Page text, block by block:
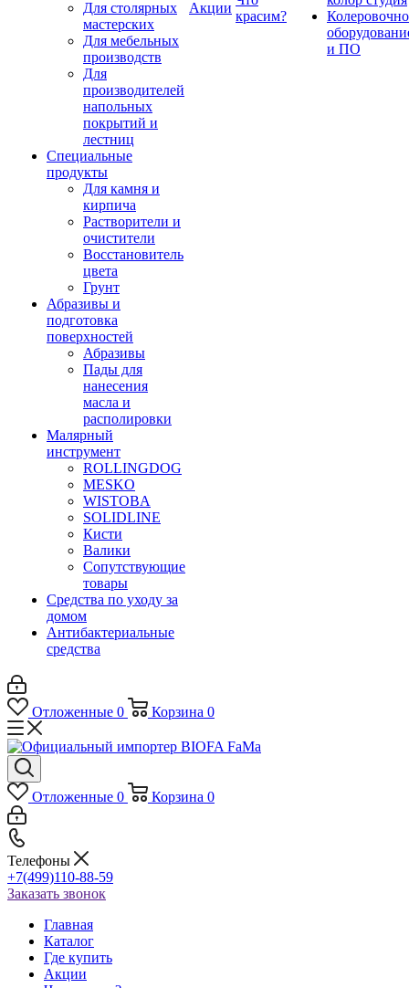
Для столярных
мастерских
Для мебельных
производств
Для
производителей
напольных
покрытий и
лестниц
Специальные
продукты
Для камня и
кирпича
Растворители и
очистители
Восстановитель
цвета
Грунт
Абразивы и
подготовка
поверхностей
Абразивы
Пады для
нанесения
масла и
располировки
Малярный
инструмент
ROLLINGDOG
MESKO
WISTOBA
SOLIDLINE
Кисти
Валики
Сопутствующие
товары
Средства по уходу за
домом
Антибактериальные
средства
Акции
красим?
и ПО
Отложенные 0 Корзина 0
Отложенные 0 Корзина 0
Телефоны
+7(499)110-88-59
Заказать звонок
Главная
Каталог
Где купить
Акции